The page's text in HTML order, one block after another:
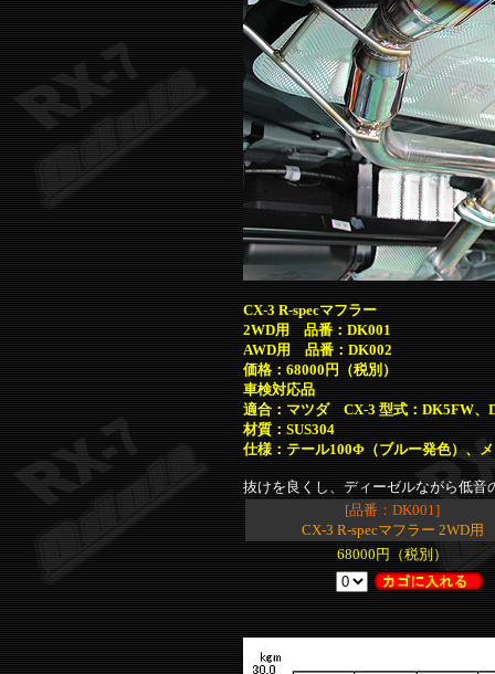
CX-3 R-specマフラー
2WD用 品番：DK001
AWD用 品番：DK002
価格：68000円（税別）
車検対応品
適合：マツダ CX-3 型式：DK5FW、
材質：SUS304
仕様：テール100Φ（ブルー発色）、
抜けを良くし、ディーゼルながら低音
[品番：DK001]
CX-3 R-specマフラー 2WD用
68000円（税別）